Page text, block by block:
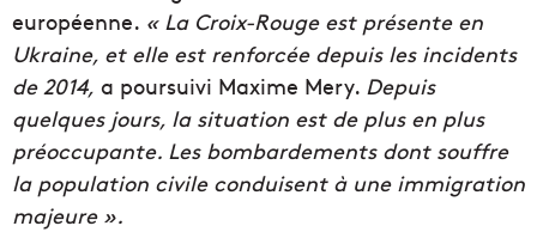
européenne. « La Croix-Rouge est présente en
Ukraine, et elle est renforcée depuis les incidents
de 2014, a poursuivi Maxime Mery. Depuis
quelques jours, la situation est de plus en plus
préoccupante. Les bombardements dont souffre
la population civile conduisent à une immigration
majeure ».